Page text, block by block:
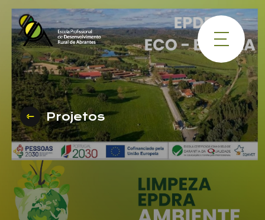
Nome
Projetos